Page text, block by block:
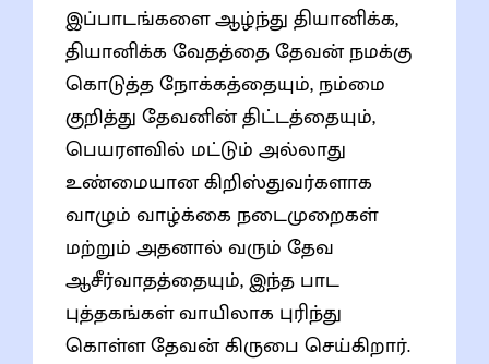
இப்பாடங்களை ஆழ்ந்து தியானிக்க,
தியானிக்க வேதத்தை தேவன் நமக்கு
கொடுத்த நோக்கத்தையும், நம்மை
குறித்து தேவனின் திட்டத்தையும்,
பெயரளவில் மட்டும் அல்லாது
உண்மையான கிறிஸ்துவர்களாக
வாழும் வாழ்க்கை நடைமுறைகள்
மற்றும் அதனால் வரும் தேவ
ஆசீர்வாதத்தையும், இந்த பாட
புத்தகங்கள் வாயிலாக புரிந்து
கொள்ள தேவன் கிருபை செய்கிறார்.